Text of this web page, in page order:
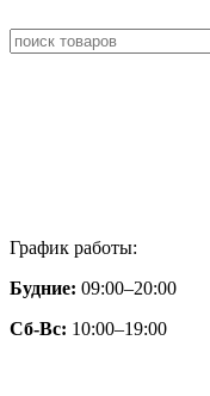
График работы:
Будние: 09:00–20:00
Сб-Вс: 10:00–19:00